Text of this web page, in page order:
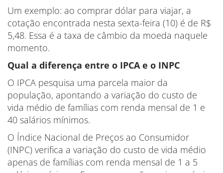
Um exemplo: ao comprar dólar para viajar, a
cotação encontrada nesta sexta-feira (10) é de R$
5,48. Essa é a taxa de câmbio da moeda naquele
momento.
Qual a diferença entre o IPCA e o INPC
O IPCA pesquisa uma parcela maior da
população, apontando a variação do custo de
vida médio de famílias com renda mensal de 1 e
40 salários mínimos.
O Índice Nacional de Preços ao Consumidor
(INPC) verifica a variação do custo de vida médio
apenas de famílias com renda mensal de 1 a 5